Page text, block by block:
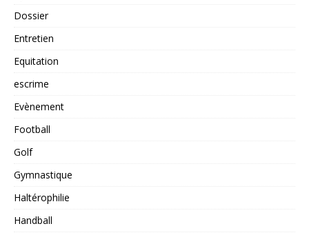
Dossier
Entretien
Equitation
escrime
Evènement
Football
Golf
Gymnastique
Haltérophilie
Handball